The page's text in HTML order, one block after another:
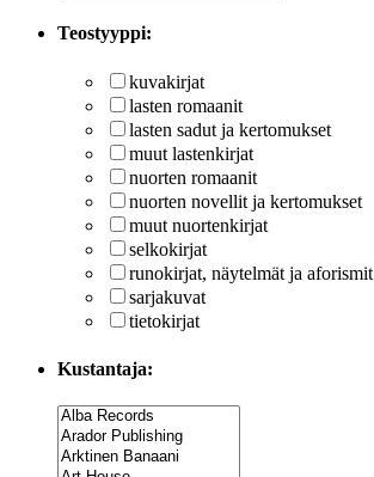
Teostyyppi:
kuvakirjat
lasten romaanit
lasten sadut ja kertomukset
muut lastenkirjat
nuorten romaanit
nuorten novellit ja kertomukset
muut nuortenkirjat
selkokirjat
runokirjat, näytelmät ja aforismit
sarjakuvat
tietokirjat
Kustantaja: